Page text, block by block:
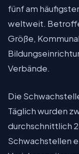
fünf am
weltweit.
Größe,
Verbände.
Die
Täglich wurden
durchschnittlich
Schwachstellen